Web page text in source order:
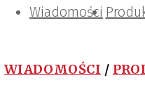
Wiadomości
Projektowanie i
Zarządzanie i IT
Tematy specjalne
WIADOMOŚCI /